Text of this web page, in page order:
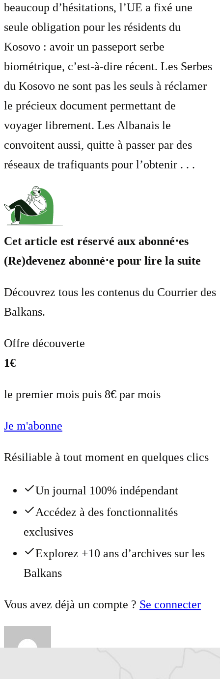
beaucoup d’hésitations, l’UE a fixé une
seule obligation pour les résidents du
Kosovo : avoir un passeport serbe
biométrique, c’est-à-dire récent. Les Serbes
du Kosovo ne sont pas les seuls à réclamer
le précieux document permettant de
voyager librement. Les Albanais le
convoitent aussi, quitte à passer par des
réseaux de trafiquants pour l’obtenir . . .
Cet article est réservé aux abonné⋅es
(Re)devenez abonné⋅e pour lire la suite
Découvrez tous les contenus du Courrier des
Balkans.
Offre découverte
1€
le premier mois puis 8€ par mois
Je m'abonne
Résiliable à tout moment en quelques clics
Un journal 100% indépendant
Accédez à des fonctionnalités
exclusives
Explorez +10 ans d’archives sur les
Balkans
Vous avez déjà un compte ? Se connecter